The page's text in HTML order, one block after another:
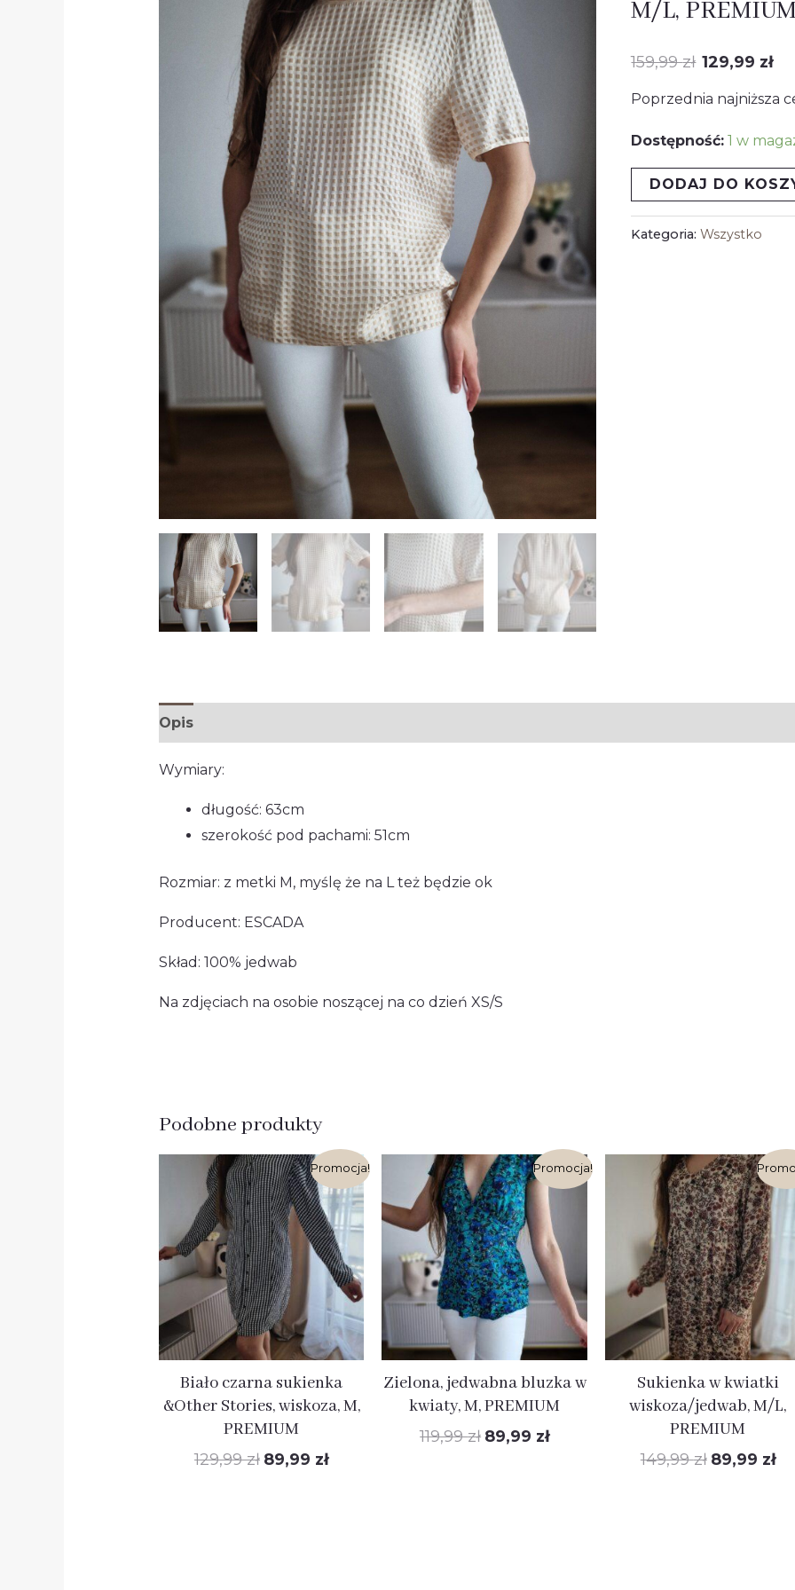
M/L,
159,99zł 159,99 zł.
129,99 zł
Poprzednia najniższa
Dostępność: 1 w
ESCADA,
PREMIUM
DODAJ DO
Kategoria:Wszystko
Opis
Wymiary:
długość: 63cm
szerokość pod pachami: 51cm
Rozmiar: z metki M, myślę że na L też będzie ok
Producent: ESCADA
Skład: 100% jedwab
Na zdjęciach na osobie noszącej na co dzień XS/S
Podobne produkty
Promocja!
Biało czarna sukienka
&Other Stories, wiskoza, M,
PREMIUM
129,99zł
Pierwotna
cena
wynosiła:
129,99 zł.
89,99 zł
Aktualna
cena
wynosi:
89,99 zł.
Promocja!
Zielona, jedwabna bluzka w
kwiaty, M, PREMIUM
119,99zł
Pierwotna
cena
wynosiła:
119,99 zł.
89,99 zł
Aktualna
cena
wynosi:
89,99 zł.
Sukienka w kwiatki
wiskoza/jedwab, M/L,
PREMIUM
149,99zł
Pierwotna
cena
wynosiła:
149,99 zł.
89,99 zł